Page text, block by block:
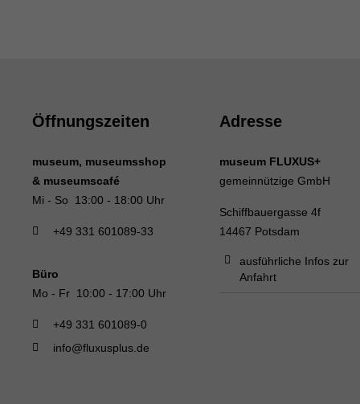
Öffnungszeiten
museum, museumsshop
& museumscafé
Mi - So 13:00 - 18:00 Uhr
+49 331 601089-33
Büro
Mo - Fr 10:00 - 17:00 Uhr
+49 331 601089-0
info@fluxusplus.de
Adresse
museum FLUXUS+
gemeinnützige GmbH
Schiffbauergasse 4f
14467 Potsdam
ausführliche Infos zur
Anfahrt